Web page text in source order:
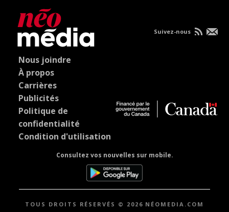
Nous joindre
À propos
Carrières
Publicités
Politique de
confidentialité
Condition d'utilisation
Consultez vos nouvelles sur mobile.
Suivez-nous
TOUS DROITS RÉSERVÉS © 2026 NÉOMEDIA.COM